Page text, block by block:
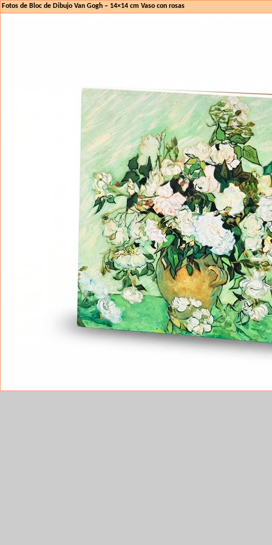
Fotos de Bloc de Dibujo Van Gogh – 14×14 cm Vaso con rosas